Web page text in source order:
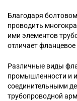
Благодаря
проводить
ими элементов
отличает
Различные виды
промышленности и
соединительными
трубопроводной